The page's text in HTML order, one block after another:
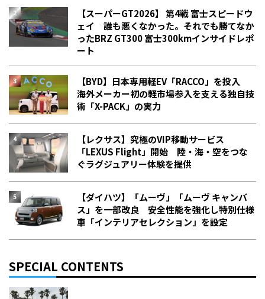
【スーパーGT2026】 第4戦 富士スピードウ
ェイ 誰も悪くなかった。それでも勝てなか
った――BRZ GT300 富士300kmインサイドレポ
ート
【BYD】日本専用軽EV「RACCO」を投入
海外メーカー初の軽市場参入を支える独自技
術「X-PACK」の実力
【レクサス】究極のVIP移動サービス
「LEXUS Flight」開始 陸・海・空をつな
ぐラグジュアリー体験を提供
【ダイハツ】「ムーヴ」「ムーヴ キャンバ
ス」を一部改良 安全性能を強化し特別仕様
車「インテリアセレクション」を設定
SPECIAL CONTENTS